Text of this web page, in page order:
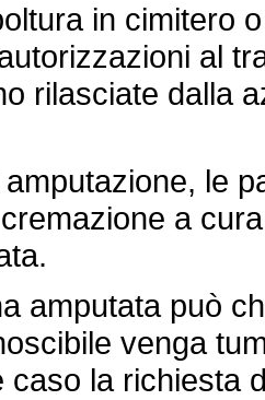
in cimitero
al
rilasciate dalla
le
a
può
venga
caso la richiesta